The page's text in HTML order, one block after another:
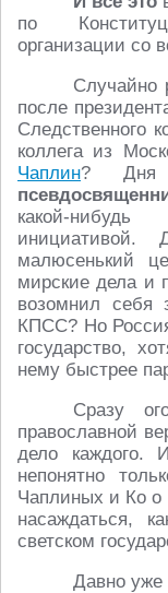
по
организации со
Случайно
после
Следственного
коллега из
Чаплин? Дня
какой-нибудь
малюсенький
мирские дела и
возомнил себя
КПСС? Но
государство,
нему быстрее
Сразу
православной
дело
непонятно
Чаплиных и Ко о
насаждаться,
светском
Давно